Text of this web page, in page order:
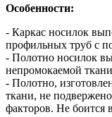
Особенности:
- Каркас носилок
профильных труб с
- Полотно носилок
непромокаемой
- Полотно,
ткани, не
факторов. Не